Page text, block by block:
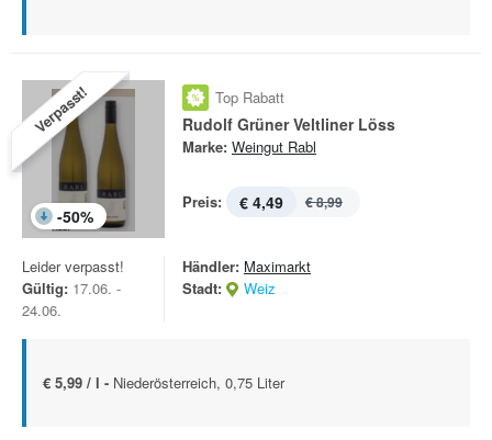
Verpasst!
-50%
Top Rabatt
Rudolf Grüner Veltliner Löss
Marke: Weingut Rabl
Preis: € 4,49 € 8,99
Leider verpasst!
Gültig: 17.06. -
24.06.
Händler: Maximarkt
Stadt:
Weiz
€ 5,99 / l - Niederösterreich, 0,75 Liter